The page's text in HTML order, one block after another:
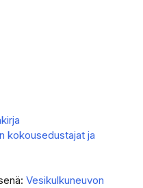
kokousedustajat ja
Vesikulkuneuvon